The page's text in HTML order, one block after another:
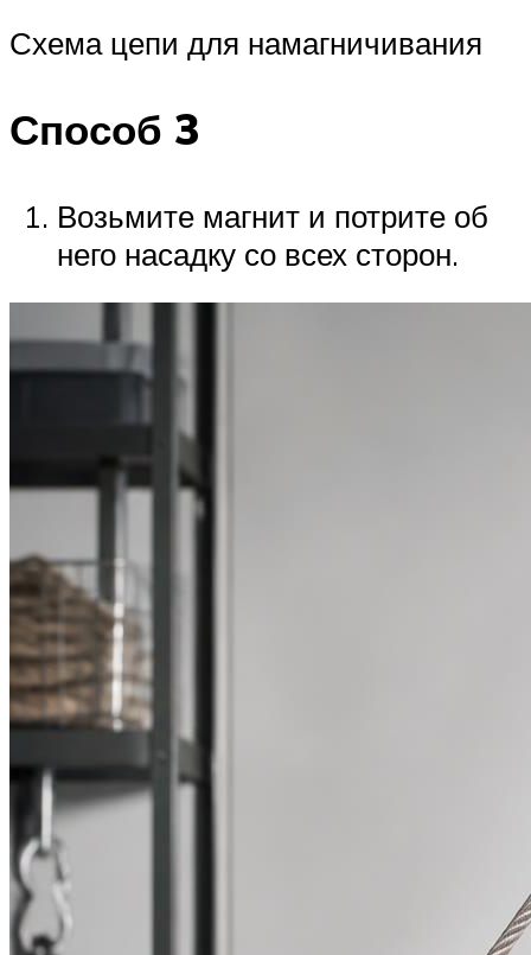
Схема цепи для намагничивания
Способ 3
Возьмите магнит и потрите об
него насадку со всех сторон.